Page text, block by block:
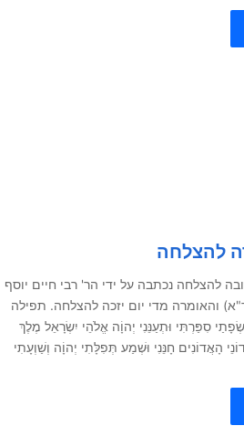
להצלחה
להצלחה נכתבה על ידי הר' רבי חיים יוסף
והאומרה מדי יום יזכה להצלחה. תפילה
סִפַּרְתִּי וּתְעַנֵּנִי יְהוָֹה אֱלֹהֵי יִשְׂרָאֵל מֶלֶךְ
הָאֲדוֹנִים חָנֵּנִי וּשְׁמַע תְּפִלָּתִי יְהוָֹה וְשַׁוְעָתִי